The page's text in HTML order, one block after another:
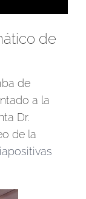
de
de
a la
Dr.
de la